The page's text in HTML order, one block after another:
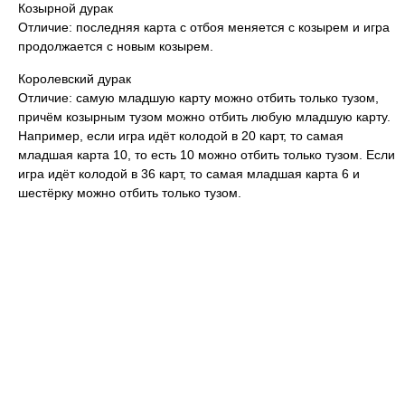
Козырной дурак
Отличие: последняя карта с отбоя меняется с козырем и игра
продолжается с новым козырем.
Королевский дурак
Отличие: самую младшую карту можно отбить только тузом,
причём козырным тузом можно отбить любую младшую карту.
Например, если игра идёт колодой в 20 карт, то самая
младшая карта 10, то есть 10 можно отбить только тузом. Если
игра идёт колодой в 36 карт, то самая младшая карта 6 и
шестёрку можно отбить только тузом.